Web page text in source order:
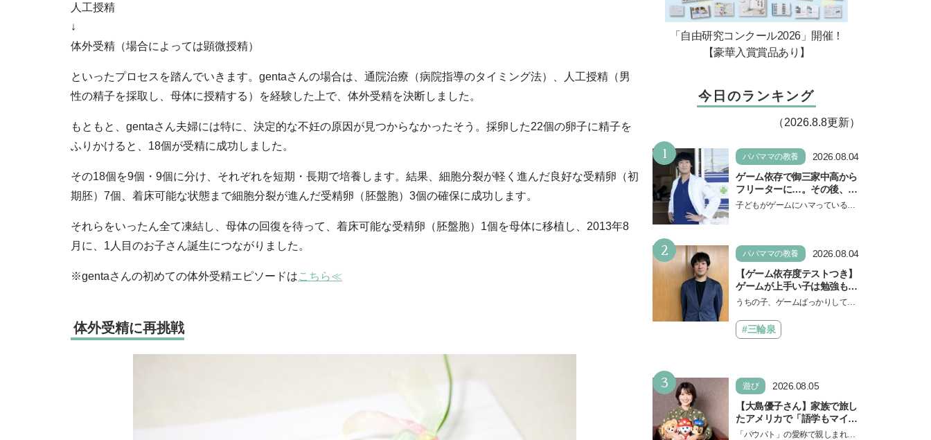
人工授精
↓
体外受精（場合によっては顕微授精）
といったプロセスを踏んでいきます。gentaさんの場合は、通院治療（病院指導のタイミング法）、人工授精（男
性の精子を採取し、母体に授精する）を経験した上で、体外受精を決断しました。
もともと、gentaさん夫婦には特に、決定的な不妊の原因が見つからなかったそう。採卵した22個の卵子に精子を
ふりかけると、18個が受精に成功しました。
その18個を9個・9個に分け、それぞれを短期・長期で培養します。結果、細胞分裂が軽く進んだ良好な受精卵（初
期胚）7個、着床可能な状態まで細胞分裂が進んだ受精卵（胚盤胞）3個の確保に成功します。
それらをいったん全て凍結し、母体の回復を待って、着床可能な受精卵（胚盤胞）1個を母体に移植し、2013年8
月に、1人目のお子さん誕生につながりました。
※gentaさんの初めての体外受精エピソードはこちら≪
体外受精に再挑戦
「自由研究コンクール2026」開催！
【豪華入賞賞品あり】
今日のランキング
（2026.8.8更新）
1 パパママの教養
2026.08.04
ゲーム依存で御三家中高から
フリーターに…。その後、医
学部へ逆転合格した現役医師
子どもがゲームにハマっている
2 パパママの教養
2026.08.04
【ゲーム依存度テストつき】
ゲームが上手い子は勉強もで
きる？御三家中高卒でゲーマ
えるゲームしながら受験で勝
つためのメソッド
うちの子、ゲームばっかりしてい
言し、子どもとトラブルになる家
庭は多いもの。でも…
#三輪泉
3 遊び
2026.08.05
【大島優子さん】家族で旅し
たアメリカで「語学もマイン
ドも！ 子どもの成長はすごか
「パウパト」の愛称で親しまれる